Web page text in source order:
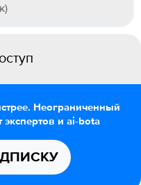
Неограниченный
экспертов и ai-bota